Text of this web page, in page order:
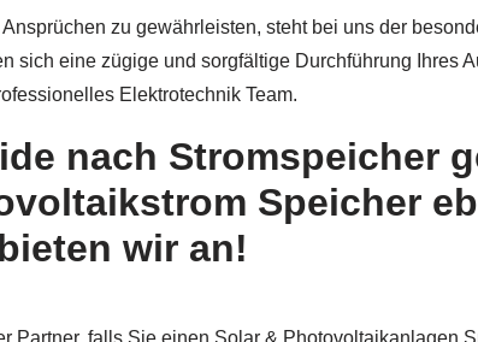
zu gewährleisten, steht bei uns der
sich eine zügige und sorgfältige Durchführung Ihres
Elektrotechnik Team.
nach Stromspeicher
Speicher
wir an!
Partner, falls Sie einen Solar & Photovoltaikanlagen